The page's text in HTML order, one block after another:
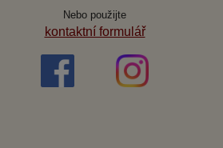
Nebo použijte
kontaktní formulář